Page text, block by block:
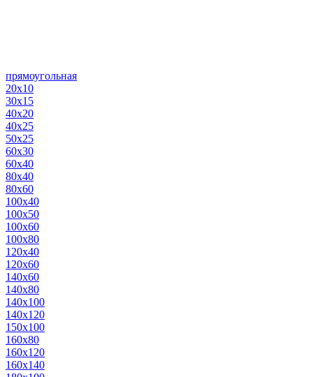
прямоугольная
20х10
30х15
40х20
40х25
50х25
60х30
60х40
80х40
80х60
100х40
100х50
100х60
100х80
120х40
120х60
140х60
140х80
140х100
140х120
150х100
160х80
160х120
160х140